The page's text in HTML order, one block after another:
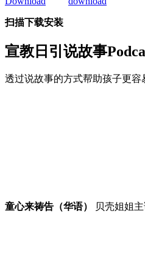
扫描下载安装
宣教日引 说故事
透过说故事的方式帮助孩子更容
童心来祷告（华语） 贝壳姐姐